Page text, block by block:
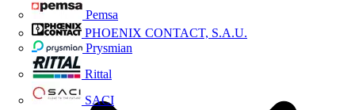
Pemsa
PHOENIX CONTACT, S.A.U.
Prysmian
Rittal
SACI